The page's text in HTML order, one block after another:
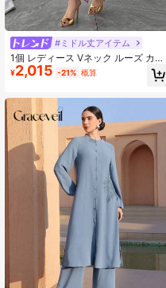
#ミドル丈アイテム
1個 レディース Vネック ルーズ カジ
ュアル オールオーバープリント ワン
ピース、多用途 ウエストリボン バケ
¥2,015 -21% 概算